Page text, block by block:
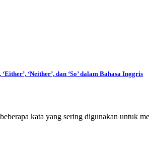
‘Neither’, dan ‘So’ dalam Bahasa Inggris
kata yang sering digunakan untuk